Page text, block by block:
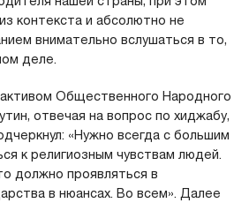
контекста и абсолютно не
внимательно вслушаться в то,
деле.
Общественного Народного
отвечая на вопрос по хиджабу,
«Нужно всегда с большим
к религиозным чувствам людей.
должно проявляться в
в нюансах. Во всем». Далее